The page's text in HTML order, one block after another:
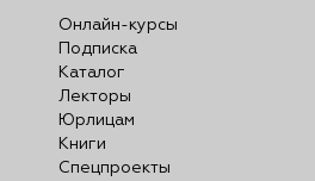
Онлайн-курсы
Подписка
Каталог
Лекторы
Юрлицам
Книги
Спецпроекты